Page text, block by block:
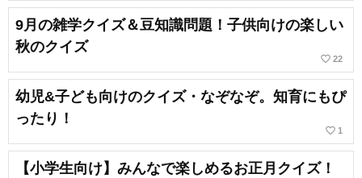
9月の雑学クイズ＆豆知識問題！子供向けの楽しい
秋のクイズ
favorite_border 22
幼児&子ども向けのクイズ・なぞなぞ。知育にもぴ
ったり！
favorite_border 1
【小学生向け】みんなで楽しめるお正月クイズ！